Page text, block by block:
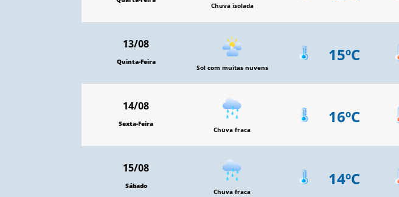
Chuva isolada
13/08
Quinta-Feira
Sol com muitas nuvens
15ºC
14/08
Sexta-Feira
Chuva fraca
16ºC
15/08
Sábado
Chuva fraca
14ºC